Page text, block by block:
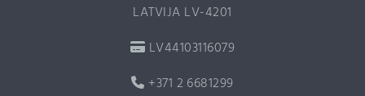
LATVIJA LV-4201
LV44103116079
+371 2 6681299